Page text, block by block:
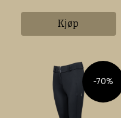
Kjøp
-70%